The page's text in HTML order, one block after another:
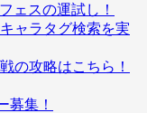
ェスの運試し！
ャラタグ検索を実
の攻略はこちら！
募集！